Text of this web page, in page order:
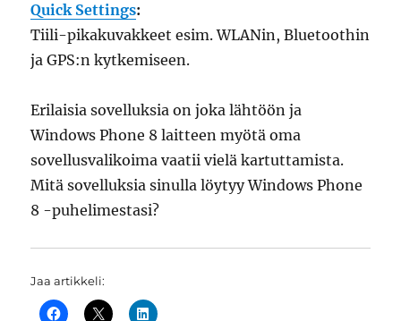
Quick Settings:
Tiili-pikakuvakkeet esim. WLANin, Bluetoothin
ja GPS:n kytkemiseen.
Erilaisia sovelluksia on joka lähtöön ja
Windows Phone 8 laitteen myötä oma
sovellusvalikoima vaatii vielä kartuttamista.
Mitä sovelluksia sinulla löytyy Windows Phone
8 -puhelimestasi?
Jaa artikkeli: